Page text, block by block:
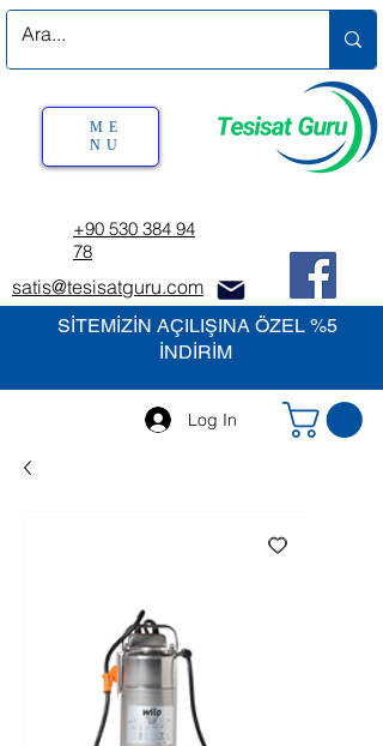
SİTEMİZİN AÇILIŞINA ÖZEL %5
İNDİRİM
+90 530 384 94
78
satis@tesisatguru.com
Log In
ME
NU